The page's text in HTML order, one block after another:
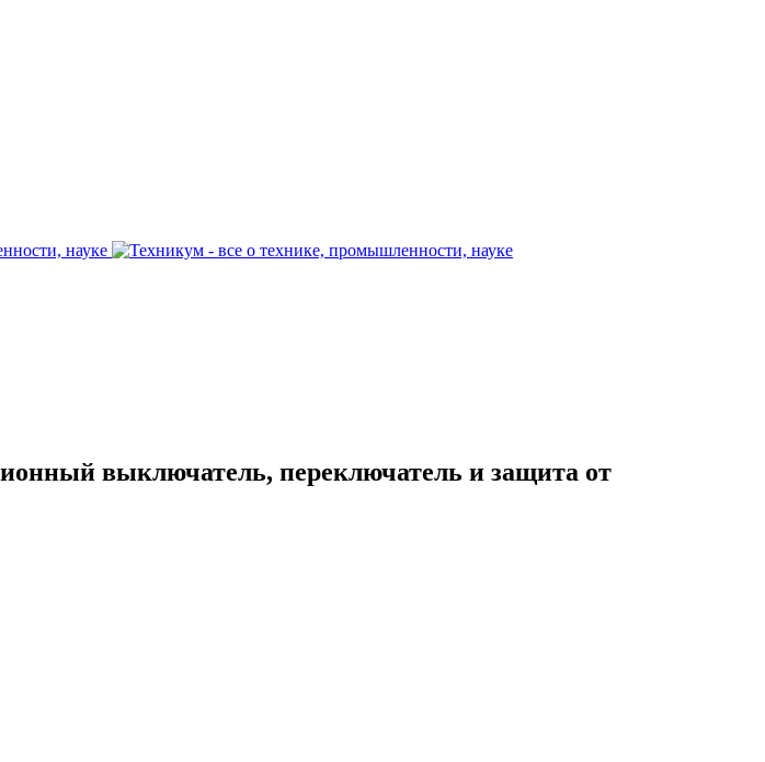
выключатель, переключатель и защита от